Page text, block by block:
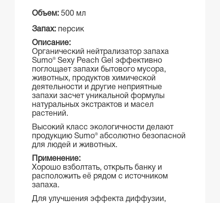
Объем: 500 мл
Запах: персик
Описание:
Органический нейтрализатор запаха
Sumo® Sexy Peach Gel эффективно
поглощает запахи бытового мусора,
животных, продуктов химической
деятельности и другие неприятные
запахи засчет уникальной формулы
натуральных экстрактов и масел
растений.
Высокий класс экологичности делают
продукцию Sumo® абсолютно безопасной
для людей и животных.
Применение:
Хорошо взболтать, открыть банку и
расположить её рядом с источником
запаха.
Для улучшения эффекта диффузии,